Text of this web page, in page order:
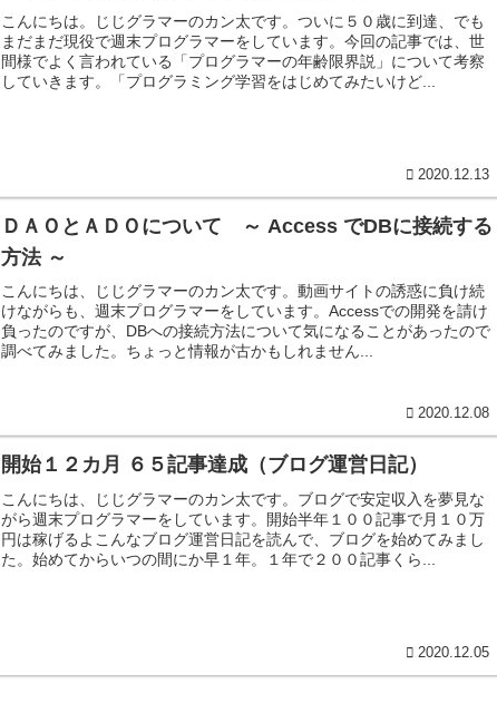
こんにちは。じじグラマーのカン太です。ついに５０歳に到達、でも
まだまだ現役で週末プログラマーをしています。今回の記事では、世
間様でよく言われている「プログラマーの年齢限界説」について考察
していきます。「プログラミング学習をはじめてみたいけど...
2020.12.13
ＤＡＯとＡＤＯについて ～ Access でDBに接続する
方法 ～
こんにちは、じじグラマーのカン太です。動画サイトの誘惑に負け続
けながらも、週末プログラマーをしています。Accessでの開発を請け
負ったのですが、DBへの接続方法について気になることがあったので
調べてみました。ちょっと情報が古かもしれません...
2020.12.08
開始１２カ月 ６５記事達成（ブログ運営日記）
こんにちは、じじグラマーのカン太です。ブログで安定収入を夢見な
がら週末プログラマーをしています。開始半年１００記事で月１０万
円は稼げるよこんなブログ運営日記を読んで、ブログを始めてみまし
た。始めてからいつの間にか早１年。１年で２００記事くら...
2020.12.05